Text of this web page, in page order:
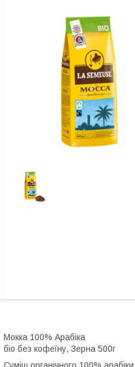
Мокка 100% Арабіка
біо без кофеїну, Зерна 500г